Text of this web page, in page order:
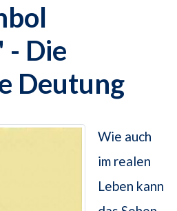
- Die
Deutung
Wie auch
im realen
Leben kann